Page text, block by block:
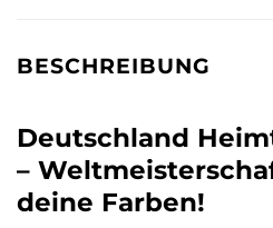
BESCHREIBUNG
Deutschland
–
deine Farben!